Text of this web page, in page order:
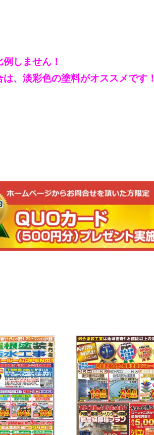
しません！
、淡彩色の塗料がオススメです！